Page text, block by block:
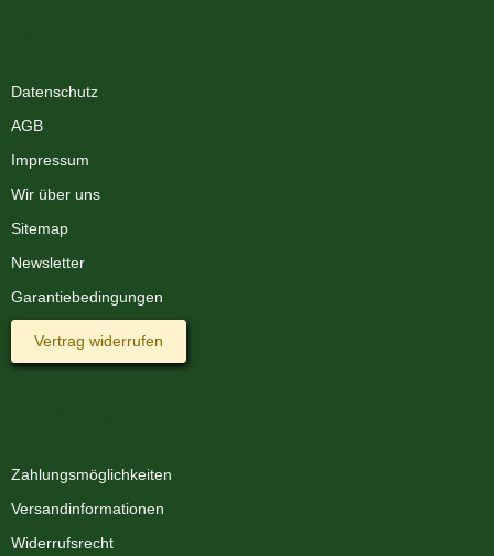
Datenschutz
AGB
Impressum
Wir über uns
Sitemap
Newsletter
Garantiebedingungen
Vertrag widerrufen
Zahlungsmöglichkeiten
Versandinformationen
Widerrufsrecht